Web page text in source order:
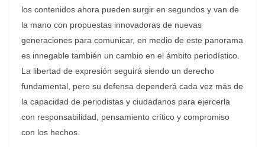
los contenidos ahora pueden surgir en segundos y van de
la mano con propuestas innovadoras de nuevas
generaciones para comunicar, en medio de este panorama
es innegable también un cambio en el ámbito periodístico.
La libertad de expresión seguirá siendo un derecho
fundamental, pero su defensa dependerá cada vez más de
la capacidad de periodistas y ciudadanos para ejercerla
con responsabilidad, pensamiento crítico y compromiso
con los hechos.